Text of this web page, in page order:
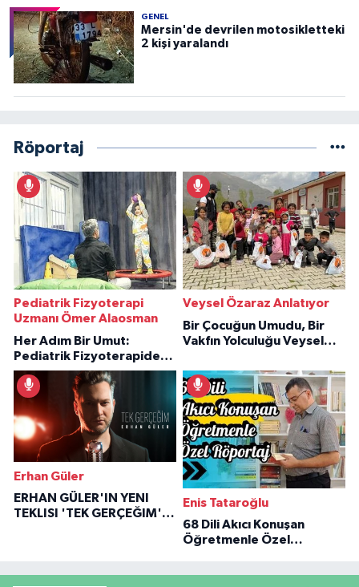
GENEL
Mersin'de devrilen motosikletteki
2 kişi yaralandı
Röportaj
Pediatrik Fizyoterapi
Uzmanı Ömer Alaosman
Her Adım Bir Umut:
Pediatrik Fizyoterapiden
İlham Veren Hikâyeler
Veysel Özaraz Anlatıyor
Bir Çocuğun Umudu, Bir
Vakfın Yolculuğu Veysel
Erhan Güler
ERHAN GÜLER'IN YENI
TEKLISI 'TEK GERÇEĞIM'LE
Enis Tataroğlu
68 Dili Akıcı Konuşan
Öğretmenle Özel